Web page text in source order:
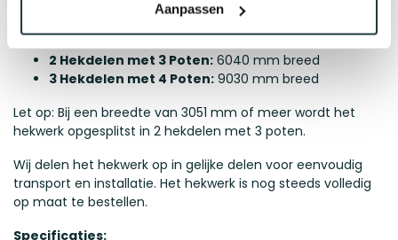
Aanpassen
hekwerk gelden de volgende afmetingen:
2 Hekdelen met 3 Poten: 6040 mm breed
3 Hekdelen met 4 Poten: 9030 mm breed
Let op: Bij een breedte van 3051 mm of meer wordt het
hekwerk opgesplitst in 2 hekdelen met 3 poten.
Wij delen het hekwerk op in gelijke delen voor eenvoudig
transport en installatie. Het hekwerk is nog steeds volledig
op maat te bestellen.
Specificaties: